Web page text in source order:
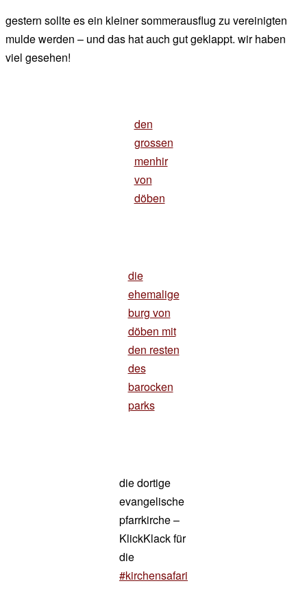
chef
gestern sollte es ein kleiner sommerausflug zu vereinigten
mulde werden – und das hat auch gut geklappt. wir haben
viel gesehen!
den
grossen
menhir
von
döben
die
ehemalige
burg von
döben mit
den resten
des
barocken
parks
die dortige
evangelische
pfarrkirche –
KlickKlack für
die
#kirchensafari